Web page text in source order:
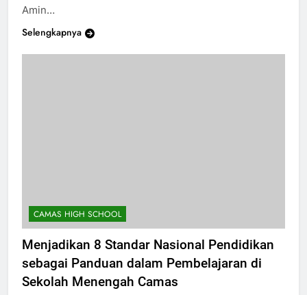
Amin…
Selengkapnya
CAMAS HIGH SCHOOL
Menjadikan 8 Standar Nasional Pendidikan
sebagai Panduan dalam Pembelajaran di
Sekolah Menengah Camas